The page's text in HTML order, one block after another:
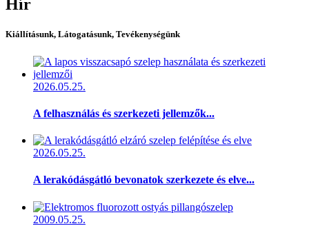
Hír
Kiállításunk, Látogatásunk, Tevékenységünk
2026.05.25.
A felhasználás és szerkezeti jellemzők...
2026.05.25.
A lerakódásgátló bevonatok szerkezete és elve...
2009.05.25.